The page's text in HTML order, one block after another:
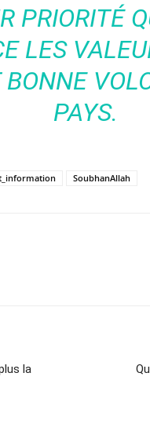
PRIORITÉ
LES
BONNE
PAYS.
SoubhanAllah
la